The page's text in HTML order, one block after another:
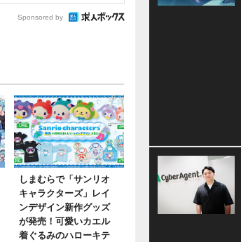
Sponsored by
しまむらで「サンリオ
キャラクターズ」レイ
ンデザイン新作グッズ
が発売！可愛いカエル
着ぐるみのハローキテ